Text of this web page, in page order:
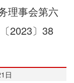
理事会第六
2023〕38
日